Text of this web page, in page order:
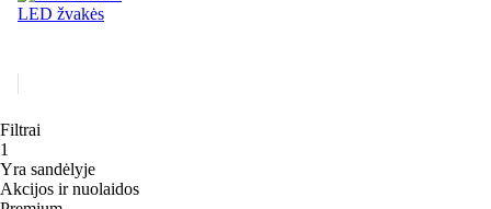
LED žvakės
Filtrai
1
Yra sandėlyje
Akcijos ir nuolaidos